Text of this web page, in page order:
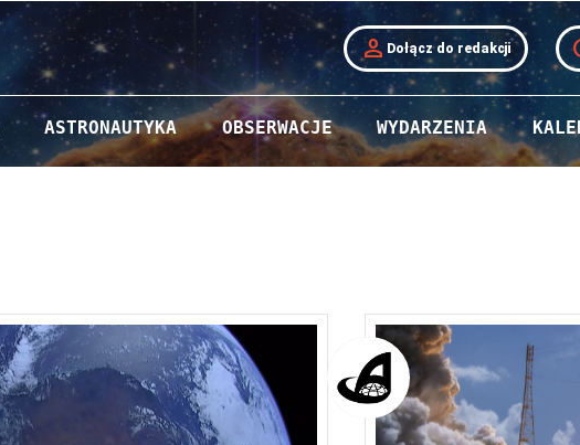
person Dołącz do redakcji
ASTRONAUTYKA OBSERWACJE WYDARZENIA